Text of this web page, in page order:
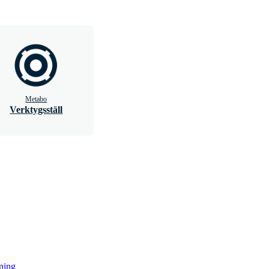
Metabo
Verktygsställ